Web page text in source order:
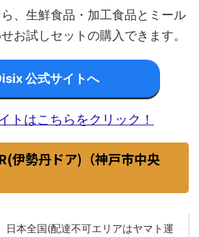
、生鮮食品・加工食品とミール
お試しセットの購入できます。
公式サイトへ
トはこちらをクリック！
伊勢丹ドア)（神戸市中央
日本全国(配達不可エリアはヤマト運